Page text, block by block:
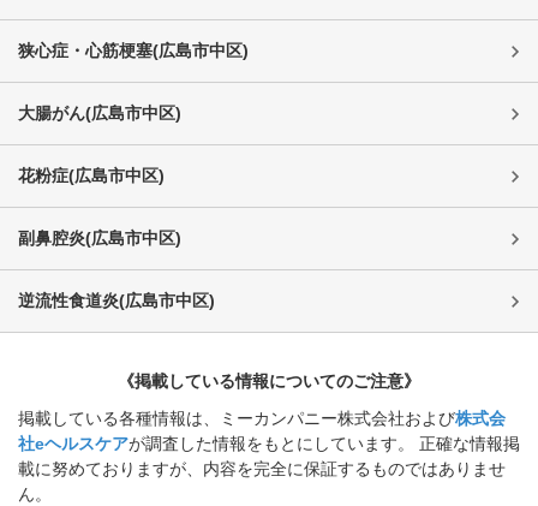
狭心症・心筋梗塞(広島市中区)
大腸がん(広島市中区)
花粉症(広島市中区)
副鼻腔炎(広島市中区)
逆流性食道炎(広島市中区)
《掲載している情報についてのご注意》
掲載している各種情報は、ミーカンパニー株式会社および株式会
社eヘルスケアが調査した情報をもとにしています。 正確な情報掲
載に努めておりますが、内容を完全に保証するものではありませ
ん。